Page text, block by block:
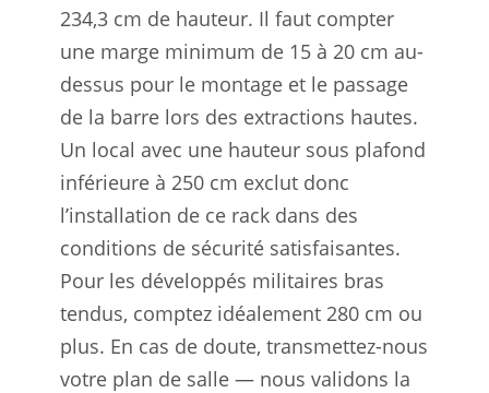
234,3 cm de hauteur. Il faut compter
une marge minimum de 15 à 20 cm au-
dessus pour le montage et le passage
de la barre lors des extractions hautes.
Un local avec une hauteur sous plafond
inférieure à 250 cm exclut donc
l’installation de ce rack dans des
conditions de sécurité satisfaisantes.
Pour les développés militaires bras
tendus, comptez idéalement 280 cm ou
plus. En cas de doute, transmettez-nous
votre plan de salle — nous validons la